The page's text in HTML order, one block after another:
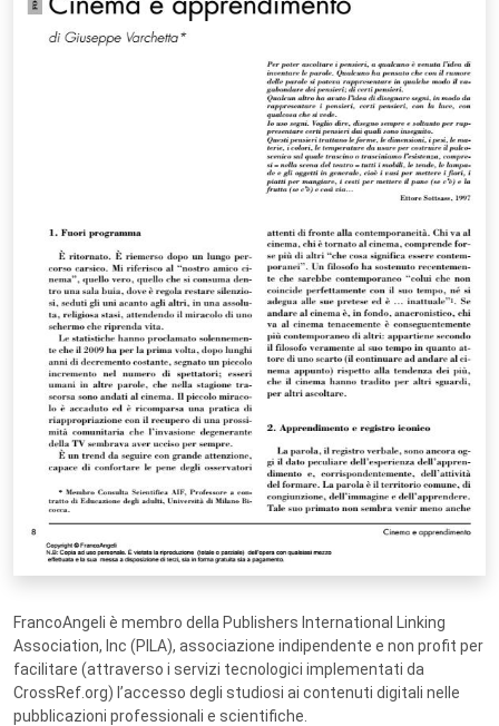
FrancoAngeli è membro della Publishers International Linking
Association, Inc (PILA), associazione indipendente e non profit per
facilitare (attraverso i servizi tecnologici implementati da
CrossRef.org) l’accesso degli studiosi ai contenuti digitali nelle
pubblicazioni professionali e scientifiche.